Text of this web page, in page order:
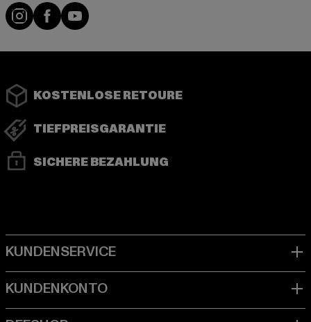
Instagram
FacebookYouTube
KOSTENLOSE RETOURE
TIEFPREISGARANTIE
SICHERE BEZAHLUNG